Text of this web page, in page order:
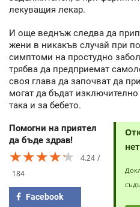
лекуващия лекар.
И още веднъж следва да
жени в никакъв случай при
симптоми на простудно
трябва да предприемат
своя глава да започват да
могат да бъдат
така и за бебето.
Помогни на приятел
да бъде здрав!
★★★★★
★★★★★
★★★★★
4.24
184
Facebook